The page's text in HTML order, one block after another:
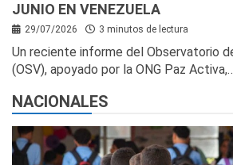
JUNIO EN VENEZUELA
29/07/2026 3 minutos de lectura
Un reciente informe del Observatorio
(OSV), apoyado por la ONG Paz
NACIONALES